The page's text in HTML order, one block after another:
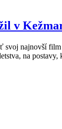
v
najnovší
na